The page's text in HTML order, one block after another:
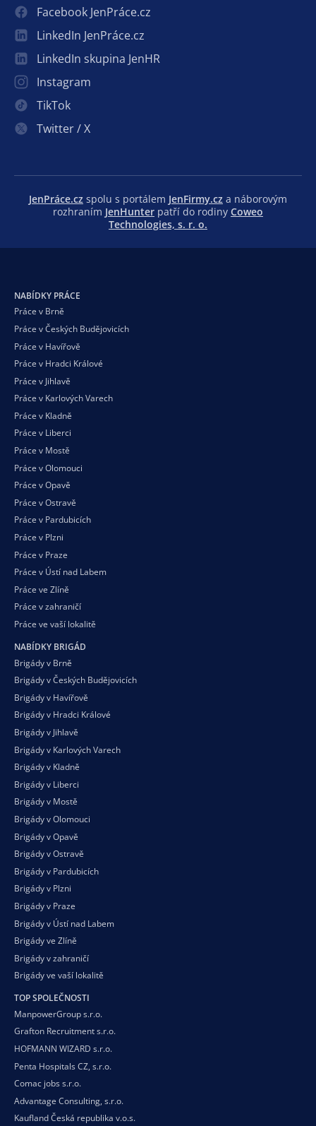
Facebook JenPráce.cz
LinkedIn JenPráce.cz
LinkedIn skupina JenHR
Instagram
TikTok
Twitter / X
JenPráce.cz spolu s portálem JenFirmy.cz a náborovým
rozhraním JenHunter patří do rodiny Coweo
Technologies, s. r. o.
NABÍDKY PRÁCE
Práce v Brně
Práce v Českých Budějovicích
Práce v Havířově
Práce v Hradci Králové
Práce v Jihlavě
Práce v Karlových Varech
Práce v Kladně
Práce v Liberci
Práce v Mostě
Práce v Olomouci
Práce v Opavě
Práce v Ostravě
Práce v Pardubicích
Práce v Plzni
Práce v Praze
Práce v Ústí nad Labem
Práce ve Zlíně
Práce v zahraničí
Práce ve vaší lokalitě
NABÍDKY BRIGÁD
Brigády v Brně
Brigády v Českých Budějovicích
Brigády v Havířově
Brigády v Hradci Králové
Brigády v Jihlavě
Brigády v Karlových Varech
Brigády v Kladně
Brigády v Liberci
Brigády v Mostě
Brigády v Olomouci
Brigády v Opavě
Brigády v Ostravě
Brigády v Pardubicích
Brigády v Plzni
Brigády v Praze
Brigády v Ústí nad Labem
Brigády ve Zlíně
Brigády v zahraničí
Brigády ve vaší lokalitě
TOP SPOLEČNOSTI
ManpowerGroup s.r.o.
Grafton Recruitment s.r.o.
HOFMANN WIZARD s.r.o.
Penta Hospitals CZ, s.r.o.
Comac jobs s.r.o.
Advantage Consulting, s.r.o.
Kaufland Česká republika v.o.s.